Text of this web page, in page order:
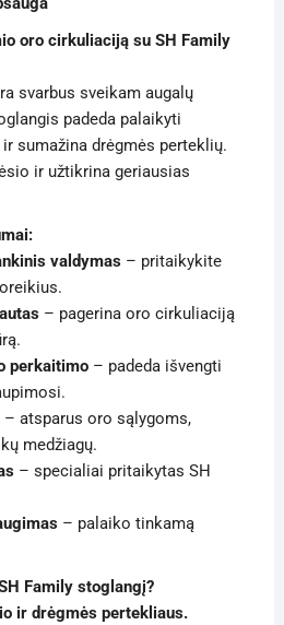
oro cirkuliaciją su SH Family
svarbus sveikam augalų
padeda palaikyti
sumažina drėgmės perteklių.
ir užtikrina geriausias
valdymas– pritaikykite
– pagerina oro cirkuliaciją
perkaitimo– padeda išvengti
– atsparus oro sąlygoms,
medžiagų.
– specialiai pritaikytas SH
– palaiko tinkamą
Family stoglangį?
ir drėgmės pertekliaus.